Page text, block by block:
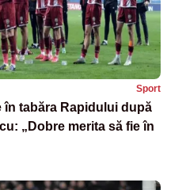
Sport
în tabăra Rapidului după
„Dobre merita să fie în